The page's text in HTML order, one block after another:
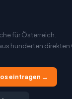
für Österreich.
hunderten direkten
eintragen →